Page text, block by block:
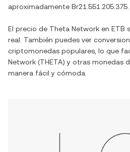
aproximadamente Br21.551.205.375
El precio de Theta Network en ETB
real. También puedes ver
criptomonedas populares, lo que
Network (THETA) y otras monedas
manera fácil y cómoda.